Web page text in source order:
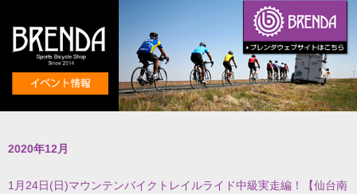
2020年12月
1月24日(日)マウンテンバイクトレイルライド中級実走編！【仙台南